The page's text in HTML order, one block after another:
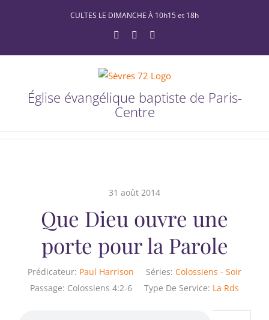
CULTES LE DIMANCHE À 10h15 et 18h
YouTubeFacebook
Église évangélique baptiste de Paris-
Centre
31 août 2014
Que Dieu ouvre une
porte pour la Parole
Prédicateur: Paul Harrison Séries: Colossiens - Soir
Passage: Colossiens 4:2-6 Type De Service: La Rds